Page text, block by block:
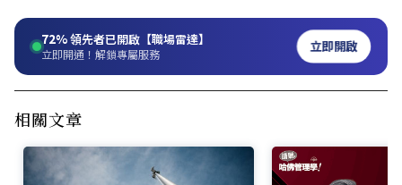
72%領先者已開啟【職場雷達】
立即開通！解鎖專屬服務 立即開啟
相關文章